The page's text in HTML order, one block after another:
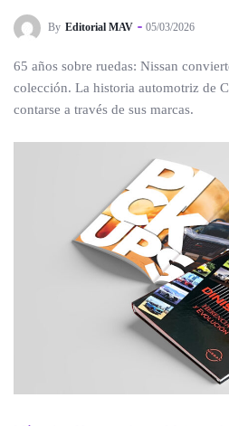
By Editorial MAV 05/03/2026
65 años sobre ruedas: Nissan
colección. La historia automotriz de
contarse a través de sus marcas.